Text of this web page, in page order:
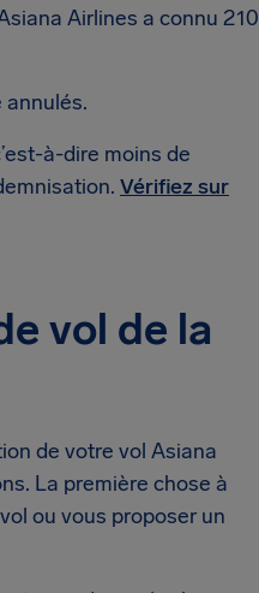
Airlines a connu 210
annulés.
à-dire moins de
Vérifiez sur
vol de la
de votre vol Asiana
La première chose à
ou vous proposer un